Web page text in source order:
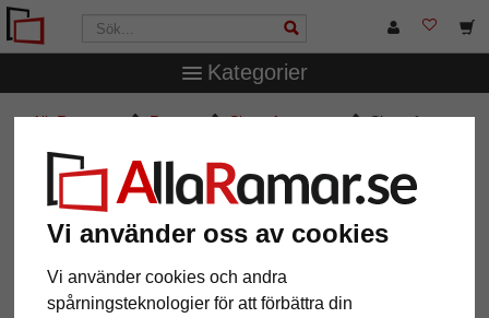
Vi använder oss av cookies
Vi använder cookies och andra
spårningsteknologier för att förbättra din
Kategorier
AllaRamar.se Ramtyp Skuggfogsramar
Skuggfog-
Skuggfog- måttbeställd Rochford